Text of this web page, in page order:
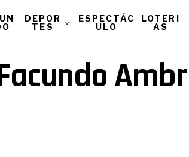
DEPOR
TES
ESPECTÁC
ULO
LOTERI
AS